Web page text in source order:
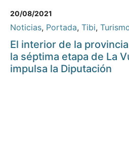
20/08/2021
Noticias, Portada, Tibi,
El interior de la
la séptima etapa de La
impulsa la Diputación